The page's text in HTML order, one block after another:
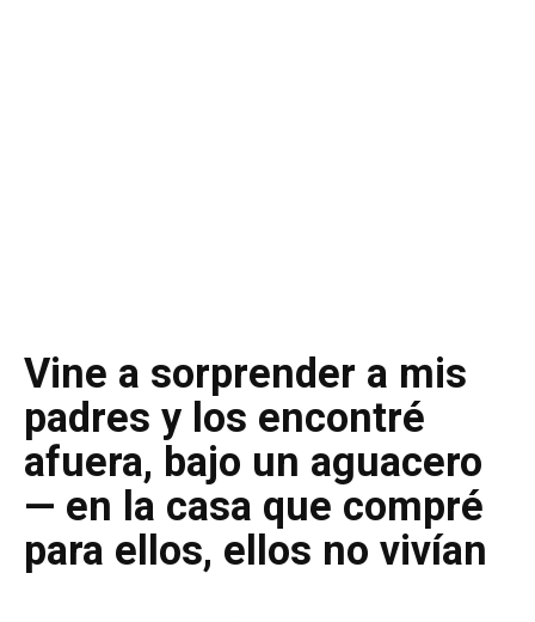
Vine a sorprender a mis
padres y los encontré
afuera, bajo un aguacero
— en la casa que compré
para ellos, ellos no vivían